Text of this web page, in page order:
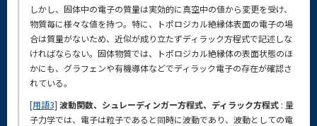
しかし、固体中の電子の質量は実効的に真空中の値から変更を受け、
物質毎に様々な値を持つ。特に、トポロジカル絶縁体表面の電子の場
合は質量がないため、近似が成り立たずディラック方程式で記述しな
ければならない。固体物質では、トポロジカル絶縁体の表面状態のほ
かにも、グラフェンや有機導体などでディラック電子の存在が確認さ
れている。
[用語3] 波動関数、シュレーディンガー方程式、ディラック方程式 : 量
子力学では、電子は粒子であると同時に波動であり、波動としての電